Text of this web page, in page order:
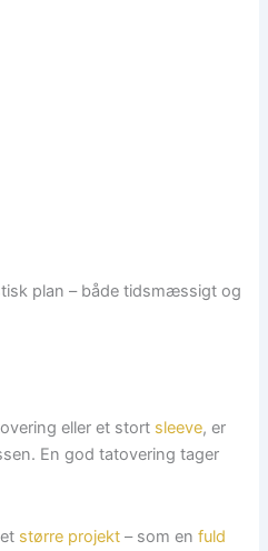
plan – både tidsmæssigt og
eller et stort sleeve, er
En god tatovering tager
større projekt – som en fuld